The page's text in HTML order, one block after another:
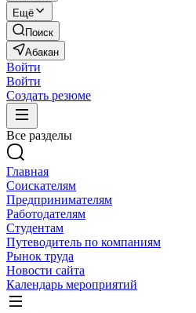
Ещё
Поиск
Абакан
Войти
Войти
Создать резюме
Все разделы
Главная
Соискателям
Предпринимателям
Работодателям
Студентам
Путеводитель по компаниям
Рынок труда
Новости сайта
Календарь мероприятий